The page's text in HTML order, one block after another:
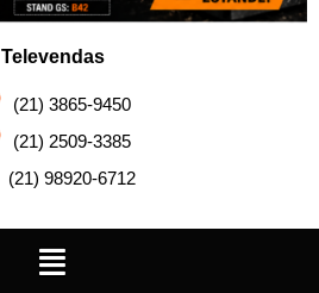
Televendas
(21) 3865-9450
(21) 2509-3385
(21) 98920-6712